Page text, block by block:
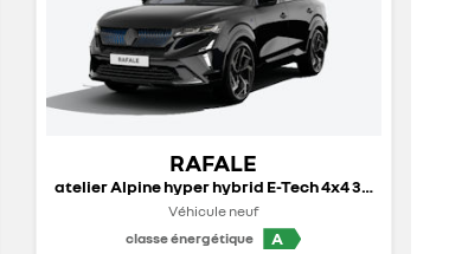
RAFALE
atelier Alpine hyper hybrid E-Tech 4x4 300 ch - 26
Véhicule neuf
classe énergétique
A